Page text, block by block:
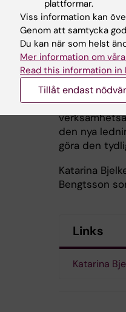
mycket tid
prefekter
gå runt på
vilken hon
– Jag
den nya
göra den
Katarina
Bengtsson
Links
Katarina
plattformar.
Viss information kan
Genom att samtycka
Du kan när som helst
Mer information om
Read this information in
Tillåt endast